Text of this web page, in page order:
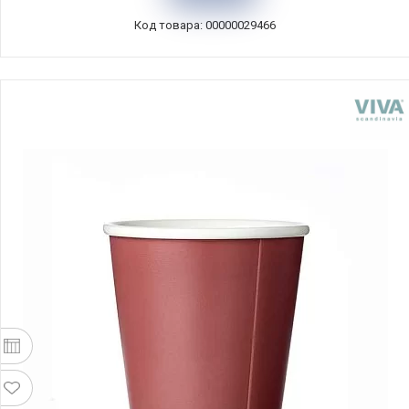
Код товара: 00000029466